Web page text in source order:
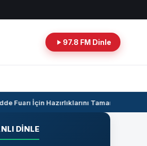
97.8 FM Dinle
İçin Hazırlıklarını Tamamlıyor
DINLE